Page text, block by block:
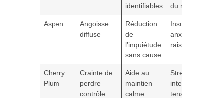
identifiables
du médecin
Aspen
Angoisse
diffuse
Réduction
de
l’inquiétude
sans cause
Insomnies,
anxiété sans
raison
Cherry
Plum
Crainte de
perdre
contrôle
Aide au
maintien
calme
Stress
intense,
tension